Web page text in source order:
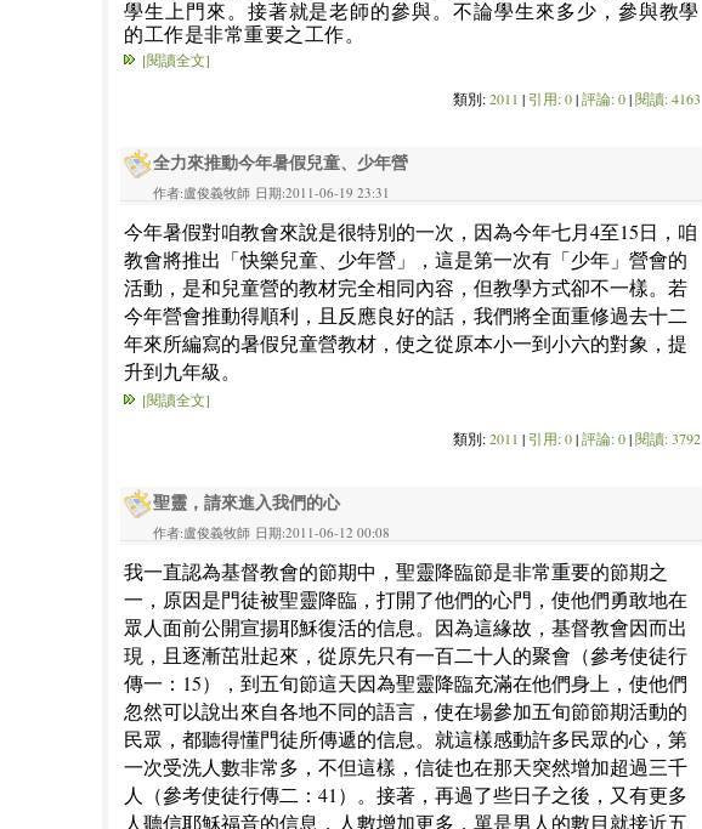
學生上門來。接著就是老師的參與。不論學生來多少，參與教學
的工作是非常重要之工作。
[閱讀全文]
類別:2011 | 引用: 0|評論: 0|閱讀: 4163
全力來推動今年暑假兒童、少年營
作者:盧俊義牧師 日期:2011-06-19 23:31
今年暑假對咱教會來說是很特別的一次，因為今年七月4至15日，咱
教會將推出「快樂兒童、少年營」，這是第一次有「少年」營會的
活動，是和兒童營的教材完全相同內容，但教學方式卻不一樣。若
今年營會推動得順利，且反應良好的話，我們將全面重修過去十二
年來所編寫的暑假兒童營教材，使之從原本小一到小六的對象，提
升到九年級。
[閱讀全文]
類別:2011 | 引用: 0|評論: 0|閱讀: 3792
聖靈，請來進入我們的心
作者:盧俊義牧師 日期:2011-06-12 00:08
我一直認為基督教會的節期中，聖靈降臨節是非常重要的節期之
一，原因是門徒被聖靈降臨，打開了他們的心門，使他們勇敢地在
眾人面前公開宣揚耶穌復活的信息。因為這緣故，基督教會因而出
現，且逐漸茁壯起來，從原先只有一百二十人的聚會（參考使徒行
傳一：15），到五旬節這天因為聖靈降臨充滿在他們身上，使他們
忽然可以說出來自各地不同的語言，使在場參加五旬節節期活動的
民眾，都聽得懂門徒所傳遞的信息。就這樣感動許多民眾的心，第
一次受洗人數非常多，不但這樣，信徒也在那天突然增加超過三千
人（參考使徒行傳二：41）。接著，再過了些日子之後，又有更多
人聽信耶穌福音的信息，人數增加更多，單是男人的數目就接近五